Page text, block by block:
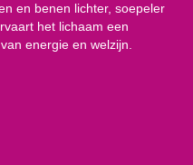
en benen lichter, soepeler
het lichaam een
energie en welzijn.